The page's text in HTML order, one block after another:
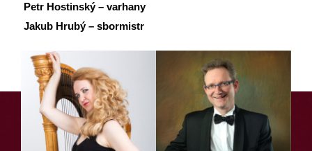
Petr Hostinský – varhany
Jakub Hrubý – sbormistr